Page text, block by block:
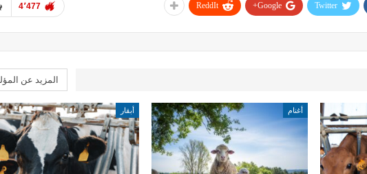
4٬477 Twitter
Google+
ReddIt
المزيد عن
أغنام أبقار